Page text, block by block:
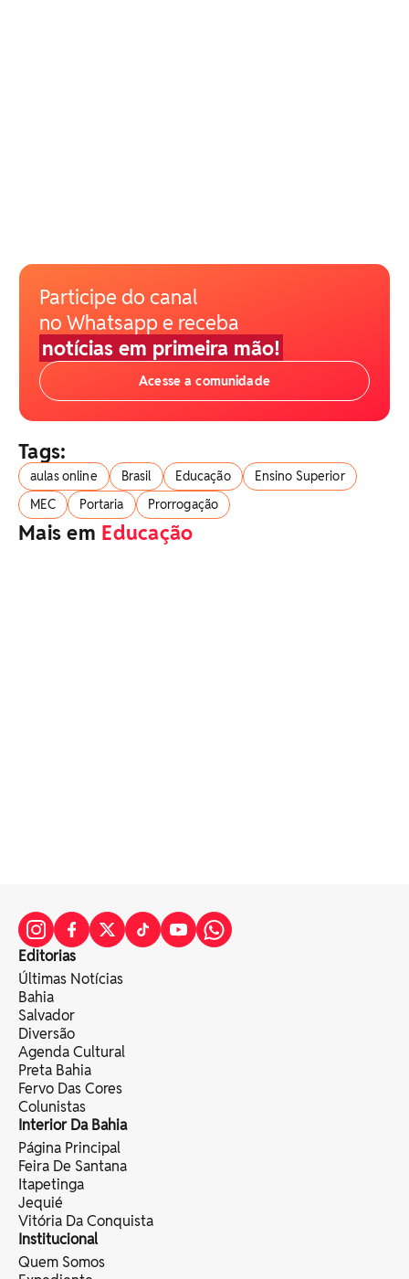
Participe do canal
no Whatsapp e receba
notícias em primeira mão!
Acesse a comunidade
Tags:
aulas online Brasil Educação
Ensino Superior
MEC
Portaria Prorrogação
Mais em Educação
Editorias
Últimas Notícias
Bahia
Salvador
Diversão
Agenda Cultural
Preta Bahia
Fervo Das Cores
Colunistas
Interior Da Bahia
Página Principal
Feira De Santana
Itapetinga
Jequié
Vitória Da Conquista
Institucional
Quem Somos